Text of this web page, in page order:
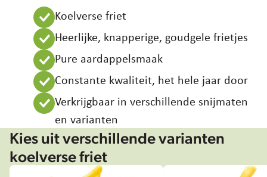
Germany
Greece
Hungary
Korea
Latvia
Latin America
Poland
Portugal
Romania
Koelverse friet
Heerlijke, knapperige, goudgele frietjes
Pure aardappelsmaak
Constante kwaliteit, het hele jaar door
Verkrijgbaar in verschillende snijmaten
en varianten
Kies uit verschillende varianten
koelverse friet